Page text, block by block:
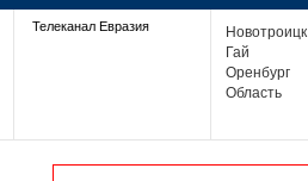
Телеканал Евразия
Новотроицк
Гай
Оренбург
Область